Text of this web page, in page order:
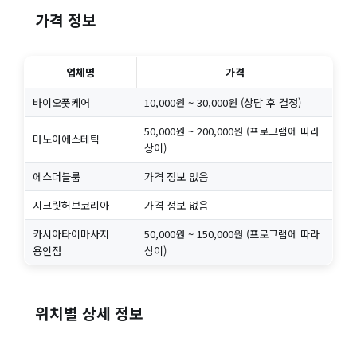
가격 정보
업체명
가격
바이오풋케어
10,000원 ~ 30,000원 (상담 후 결정)
마노아에스테틱
50,000원 ~ 200,000원 (프로그램에 따라
상이)
에스더블룸
가격 정보 없음
시크릿허브코리아
가격 정보 없음
카시아타이마사지
용인점
50,000원 ~ 150,000원 (프로그램에 따라
상이)
위치별 상세 정보